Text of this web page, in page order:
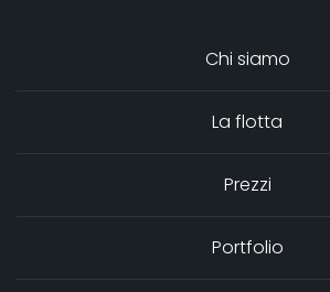
Chi siamo
La flotta
Prezzi
Portfolio